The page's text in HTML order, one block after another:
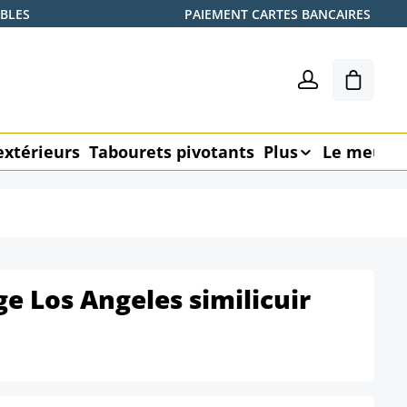
PAIEMENT CARTES BANCAIRES
Le
Tabourets pivotants Plus Le
Los Angeles similicuir